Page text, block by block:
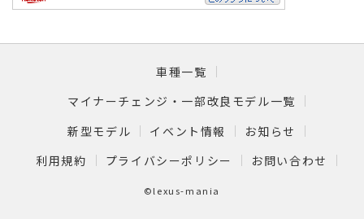
車種一覧
マイナーチェンジ・一部改良モデル一覧
新型モデル
イベント情報
お知らせ
利用規約
プライバシーポリシー お問い合わせ
©lexus-mania